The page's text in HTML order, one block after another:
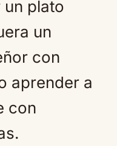
plato
un
con
aprender a
con